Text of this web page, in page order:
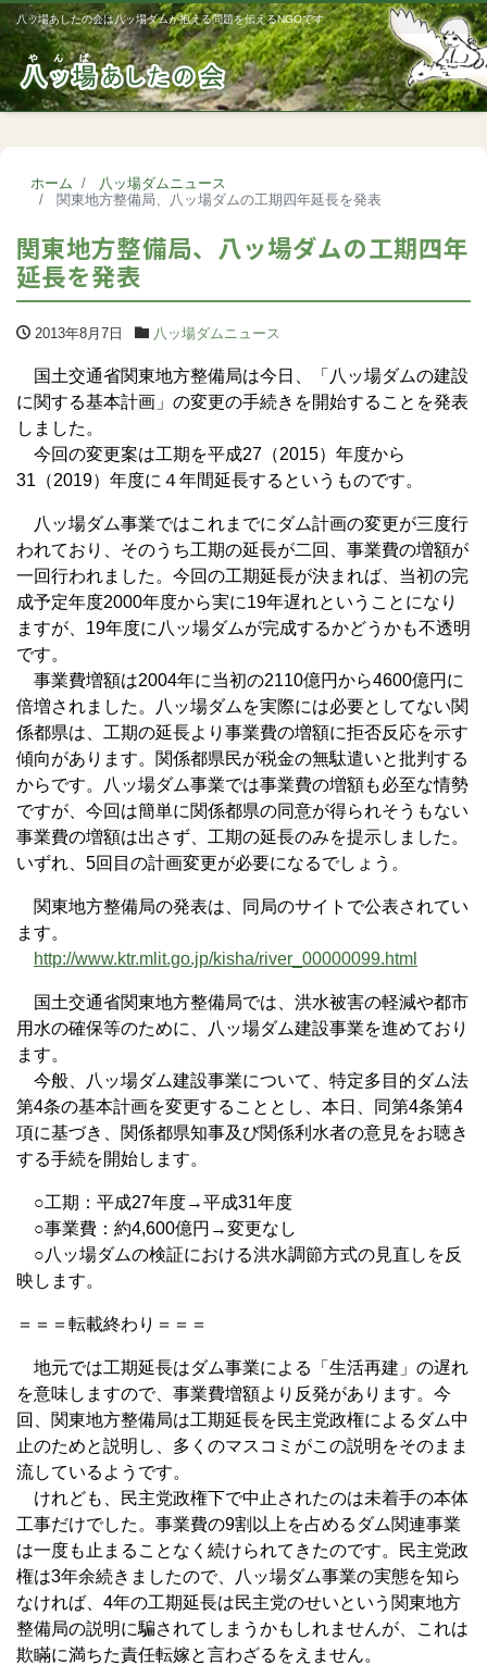
八ッ場あしたの会は八ッ場ダムが抱える問題を伝えるNGOです
ホーム
八ッ場ダムニュース
関東地方整備局、八ッ場ダムの工期四年延長を発表
関東地方整備局、八ッ場ダムの工期四年
延長を発表
2013年8月7日 八ッ場ダムニュース
国土交通省関東地方整備局は今日、「八ッ場ダムの建設
に関する基本計画」の変更の手続きを開始することを発表
しました。
今回の変更案は工期を平成27（2015）年度から
31（2019）年度に４年間延長するというものです。
八ッ場ダム事業ではこれまでにダム計画の変更が三度行
われており、そのうち工期の延長が二回、事業費の増額が
一回行われました。今回の工期延長が決まれば、当初の完
成予定年度2000年度から実に19年遅れということになり
ますが、19年度に八ッ場ダムが完成するかどうかも不透明
です。
事業費増額は2004年に当初の2110億円から4600億円に
倍増されました。八ッ場ダムを実際には必要としてない関
係都県は、工期の延長より事業費の増額に拒否反応を示す
傾向があります。関係都県民が税金の無駄遣いと批判する
からです。八ッ場ダム事業では事業費の増額も必至な情勢
ですが、今回は簡単に関係都県の同意が得られそうもない
事業費の増額は出さず、工期の延長のみを提示しました。
いずれ、5回目の計画変更が必要になるでしょう。
関東地方整備局の発表は、同局のサイトで公表されてい
ます。
http://www.ktr.mlit.go.jp/kisha/river_00000099.html
国土交通省関東地方整備局では、洪水被害の軽減や都市
用水の確保等のために、八ッ場ダム建設事業を進めており
ます。
今般、八ッ場ダム建設事業について、特定多目的ダム法
第4条の基本計画を変更することとし、本日、同第4条第4
項に基づき、関係都県知事及び関係利水者の意見をお聴き
する手続を開始します。
○工期：平成27年度→平成31年度
○事業費：約4,600億円→変更なし
○八ッ場ダムの検証における洪水調節方式の見直しを反
映します。
＝＝＝転載終わり＝＝＝
地元では工期延長はダム事業による「生活再建」の遅れ
を意味しますので、事業費増額より反発があります。今
回、関東地方整備局は工期延長を民主党政権によるダム中
止のためと説明し、多くのマスコミがこの説明をそのまま
流しているようです。
けれども、民主党政権下で中止されたのは未着手の本体
工事だけでした。事業費の9割以上を占めるダム関連事業
は一度も止まることなく続けられてきたのです。民主党政
権は3年余続きましたので、八ッ場ダム事業の実態を知ら
なければ、4年の工期延長は民主党のせいという関東地方
整備局の説明に騙されてしまうかもしれませんが、これは
欺瞞に満ちた責任転嫁と言わざるをえません。